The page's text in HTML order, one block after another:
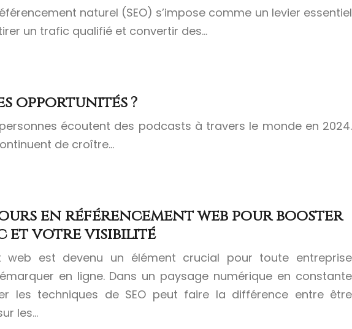
naturel (SEO) s’impose comme un levier essentiel
un trafic qualifié et convertir des…
opportunités ?
écoutent des podcasts à travers le monde en 2024.
de croître…
en référencement web pour booster
votre visibilité
web est devenu un élément crucial pour toute entreprise
en ligne. Dans un paysage numérique en constante
les techniques de SEO peut faire la différence entre être
les…